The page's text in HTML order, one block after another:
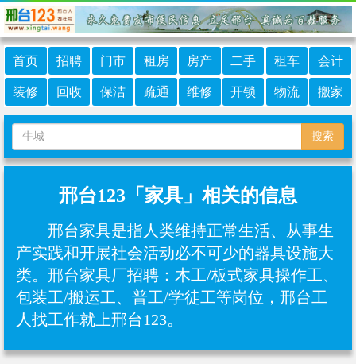
首页 招聘 门市 租房 房产 二手 租车 会计
装修 回收 保洁 疏通 维修 开锁 物流 搬家
搜索
邢台123「家具」相关的信息
邢台家具是指人类维持正常生活、从事生
产实践和开展社会活动必不可少的器具设施大
类。邢台家具厂招聘：木工/板式家具操作工、
包装工/搬运工、普工/学徒工等岗位，邢台工
人找工作就上邢台123。